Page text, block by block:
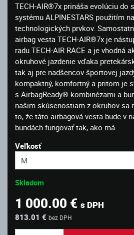
TECH-AIR®7x prináša evolúciu do
systému ALPINESTARS použitím
technologických prvkov.
airbag vesta TECH-AIR®7x je
radu TECH-AIR RACE a je vhodná
okruhové jazdenie vďaka
tak aj pre nadšencov športovej
kompaktný, komfortný a pritom je
s AirbagReady® kombinézami a
našim skúsenostiam z okruhov sa
to, že táto airbagová vesta bude v
bundách fungovať tak, ako má .
Veľkosť
Skladom
1 000.00 € s DPH
813.01 € bez DPH